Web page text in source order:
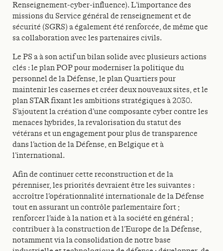
Renseignement-cyber-influence). L’importance des
missions du Service général de renseignement et de
sécurité (SGRS) a également été renforcée, de même que
sa collaboration avec les partenaires civils.
Le PS a à son actif un bilan solide avec plusieurs actions
clés : le plan POP pour moderniser la politique du
personnel de la Défense, le plan Quartiers pour
maintenir les casernes et créer deux nouveaux sites, et le
plan STAR fixant les ambitions stratégiques à 2030.
S’ajoutent la création d’une composante cyber contre les
menaces hybrides, la revalorisation du statut des
vétérans et un engagement pour plus de transparence
dans l’action de la Défense, en Belgique et à
l’international.
Afin de continuer cette reconstruction et de la
pérenniser, les priorités devraient être les suivantes :
accroître l’opérationnalité internationale de la Défense
tout en assurant un contrôle parlementaire fort ;
renforcer l’aide à la nation et à la société en général ;
contribuer à la construction de l’Europe de la Défense,
notamment via la consolidation de notre base